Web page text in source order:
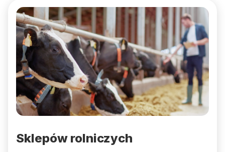
Sklepów rolniczych